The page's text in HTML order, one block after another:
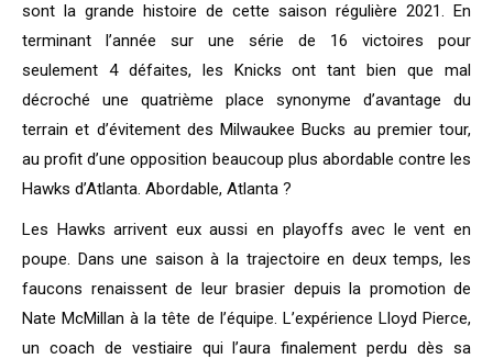
sont la grande histoire de cette saison régulière 2021. En
terminant l’année sur une série de 16 victoires pour
seulement 4 défaites, les Knicks ont tant bien que mal
décroché une quatrième place synonyme d’avantage du
terrain et d’évitement des Milwaukee Bucks au premier tour,
au profit d’une opposition beaucoup plus abordable contre les
Hawks d’Atlanta. Abordable, Atlanta ?
Les Hawks arrivent eux aussi en playoffs avec le vent en
poupe. Dans une saison à la trajectoire en deux temps, les
faucons renaissent de leur brasier depuis la promotion de
Nate McMillan à la tête de l’équipe. L’expérience Lloyd Pierce,
un coach de vestiaire qui l’aura finalement perdu dès sa